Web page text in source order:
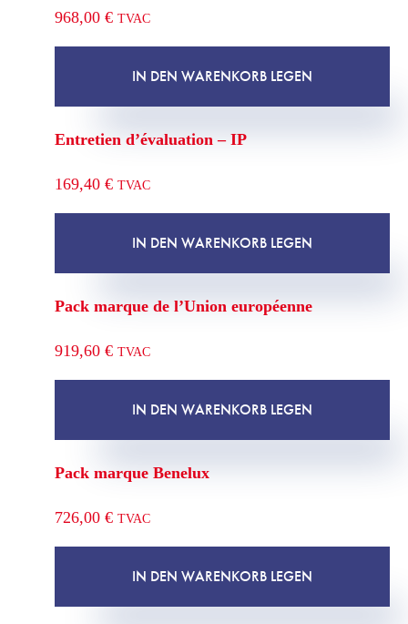
968,00 € TVAC
IN DEN WARENKORB LEGEN
Entretien d’évaluation – IP
169,40 € TVAC
IN DEN WARENKORB LEGEN
Pack marque de l’Union européenne
919,60 € TVAC
IN DEN WARENKORB LEGEN
Pack marque Benelux
726,00 € TVAC
IN DEN WARENKORB LEGEN